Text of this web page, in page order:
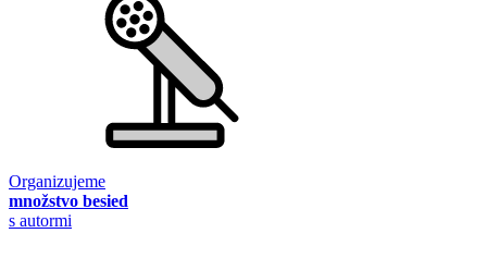
Organizujeme
množstvo besied
s autormi